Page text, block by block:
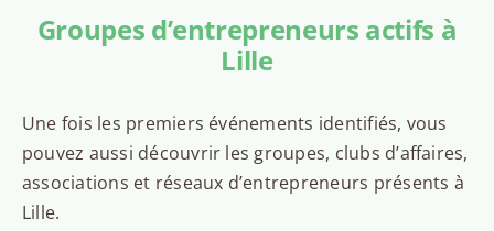
Groupes d’entrepreneurs actifs à
Lille
Une fois les premiers événements identifiés, vous
pouvez aussi découvrir les groupes, clubs d’affaires,
associations et réseaux d’entrepreneurs présents à
Lille.